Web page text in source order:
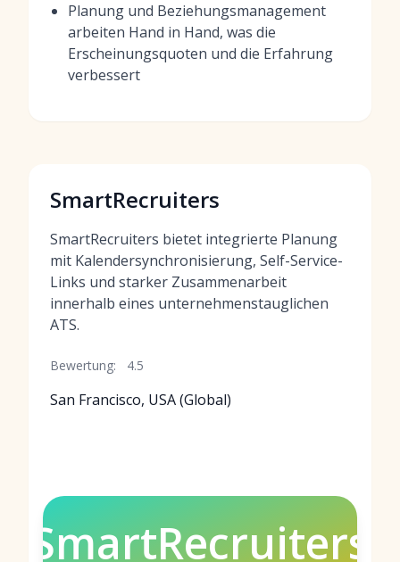
Planung und Beziehungsmanagement
arbeiten Hand in Hand, was die
Erscheinungsquoten und die Erfahrung
verbessert
SmartRecruiters
SmartRecruiters bietet integrierte Planung
mit Kalendersynchronisierung, Self-Service-
Links und starker Zusammenarbeit
innerhalb eines unternehmenstauglichen
ATS.
Bewertung: 4.5
San Francisco, USA (Global)
SmartRecruiters